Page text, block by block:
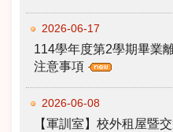
2026-06-17
114學年度第2學期畢業
注意事項
2026-06-08
【軍訓室】校外租屋暨